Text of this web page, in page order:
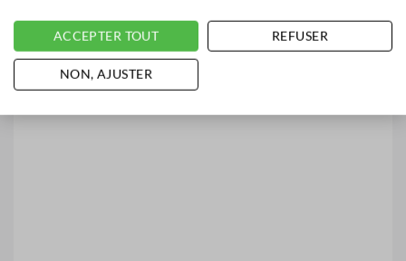
ACCEPTER TOUT REFUSER
NON, AJUSTER